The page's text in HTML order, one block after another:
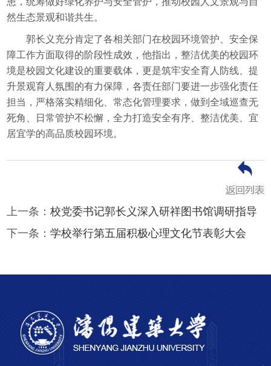
然生态景观和谐共生。
郭长义充分肯定了各相关部门在校园环境管护、安全保
障工作方面取得的阶段性成效，他指出，整洁优美的校园环
境是校园文化建设的重要载体，更是筑牢安全育人防线、提
升景观育人氛围的有力保障，各责任部门要进一步强化责任
担当，严格落实精细化、常态化管理要求，做到全域巡查无
死角、日常管护不松懈，全力打造安全有序、整洁优美、宜
居宜学的高品质校园环境。
上一条：校党委书记郭长义深入研祥图书馆调研指导
下一条：学校举行第五届积极心理文化节表彰大会